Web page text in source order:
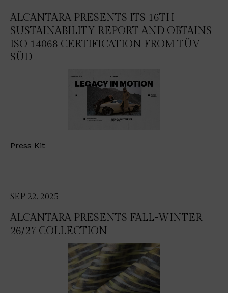
ALCANTARA PRESENTS ITS 16TH
SUSTAINABILITY REPORT AND OBTAINS
ISO 14068 CERTIFICATION FROM TÜV
SÜD
Press Kit
SEP 22, 2025
ALCANTARA PRESENTS FALL-WINTER
26/27 COLLECTION